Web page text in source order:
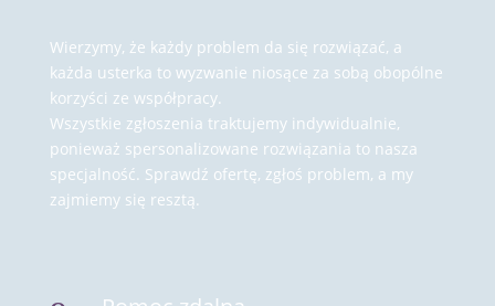
Wierzymy, że każdy problem da się rozwiązać, a
każda usterka to wyzwanie niosące za sobą obopólne
korzyści ze współpracy.
Wszystkie zgłoszenia traktujemy indywidualnie,
ponieważ spersonalizowane rozwiązania to nasza
specjalność. Sprawdź ofertę, zgłoś problem, a my
zajmiemy się resztą.